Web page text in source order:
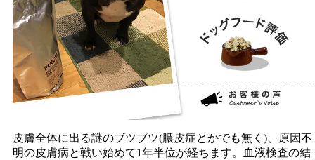
皮膚全体に出る謎のブツブツ(膿皮症とかでも無く)、原因不
明の皮膚病と戦い始めて1年半位が経ちます。血液検査の結